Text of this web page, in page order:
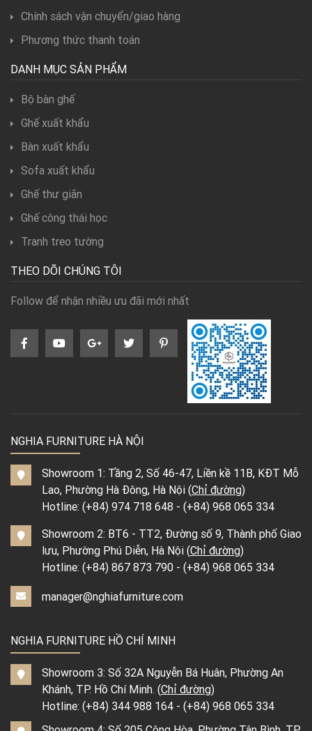
Chính sách vận chuyển/giao hàng
Phương thức thanh toán
DANH MỤC SẢN PHẨM
Bộ bàn ghế
Ghế xuất khẩu
Bàn xuất khẩu
Sofa xuất khẩu
Ghế thư giãn
Ghế công thái học
Tranh treo tường
THEO DÕI CHÚNG TÔI
Follow để nhận nhiều ưu đãi mới nhất
NGHIA FURNITURE HÀ NỘI
Showroom 1: Tầng 2, Số 46-47, Liền kề 11B, KĐT Mỗ
Lao, Phường Hà Đông, Hà Nội (Chỉ đường)
Hotline: (+84) 974 718 648 - (+84) 968 065 334
Showroom 2: BT6 - TT2, Đường số 9, Thành phố Giao
lưu, Phường Phú Diễn, Hà Nội (Chỉ đường)
Hotline: (+84) 867 873 790 - (+84) 968 065 334
manager@nghiafurniture.com
NGHIA FURNITURE HỒ CHÍ MINH
Showroom 3: Số 32A Nguyễn Bá Huân, Phường An
Khánh, TP. Hồ Chí Minh. (Chỉ đường)
Hotline: (+84) 344 988 164 - (+84) 968 065 334